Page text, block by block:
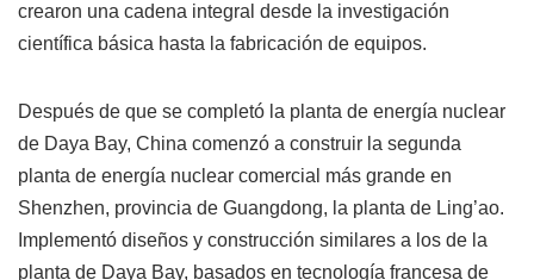
crearon una cadena integral desde la investigación
científica básica hasta la fabricación de equipos.
Después de que se completó la planta de energía nuclear
de Daya Bay, China comenzó a construir la segunda
planta de energía nuclear comercial más grande en
Shenzhen, provincia de Guangdong, la planta de Ling’ao.
Implementó diseños y construcción similares a los de la
planta de Daya Bay, basados en tecnología francesa de